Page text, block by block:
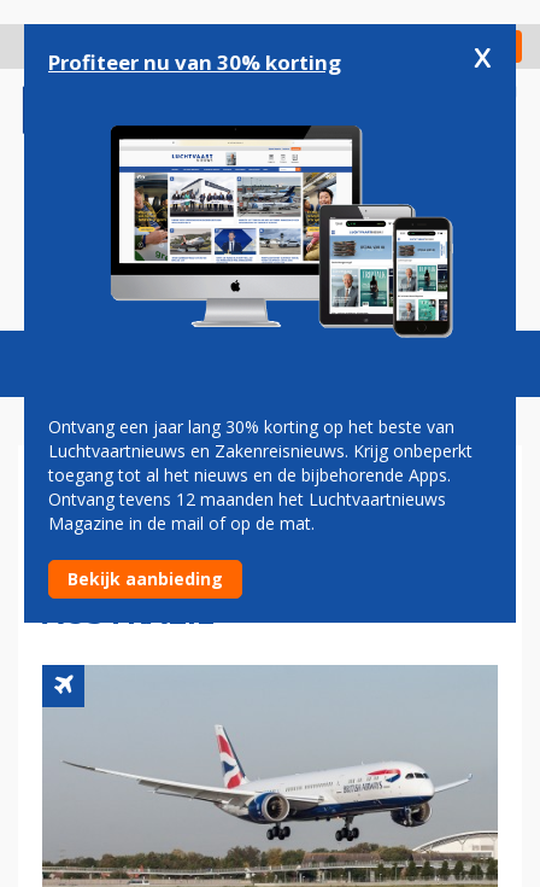
gaan
Check in
Magazine Podcasts Vacatures
BRITISH AIRWAYS BREIDT UIT
OP DE LANGE AFSTAND:
TWEEDE ROUTE NAAR
AUSTRALIË
Profiteer nu van 30% korting x
Ontvang een jaar lang 30% korting op het beste van
Luchtvaartnieuws en Zakenreisnieuws. Krijg onbeperkt
toegang tot al het nieuws en de bijbehorende Apps.
Ontvang tevens 12 maanden het Luchtvaartnieuws
Magazine in de mail of op de mat.
Bekijk aanbieding